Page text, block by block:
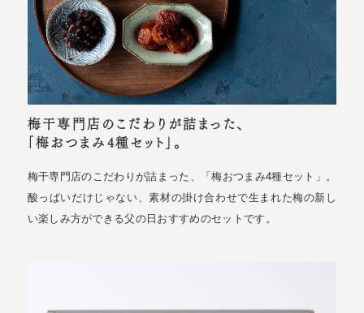
梅干専門店のこだわりが詰まった、
「梅おつまみ4種セット」。
梅干専門店のこだわりが詰まった、「梅おつまみ4種セット」。
酸っぱいだけじゃない、素材の掛け合わせで生まれた梅の新し
い楽しみ方ができる父の日おすすめのセットです。